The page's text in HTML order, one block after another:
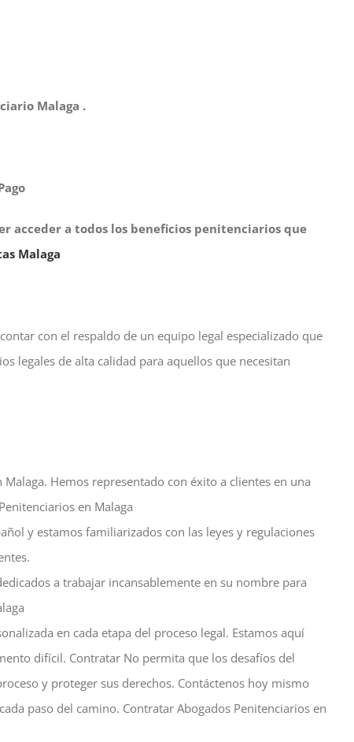
Malaga .
acceder a todos los beneficios penitenciarios que
Malaga
con el respaldo de un equipo legal especializado que
legales de alta calidad para aquellos que necesitan
Hemos representado con éxito a clientes en una
en Malaga
y estamos familiarizados con las leyes y regulaciones
a trabajar incansablemente en su nombre para
en cada etapa del proceso legal. Estamos aquí
difícil. Contratar No permita que los desafíos del
y proteger sus derechos. Contáctenos hoy mismo
paso del camino. Contratar Abogados Penitenciarios en